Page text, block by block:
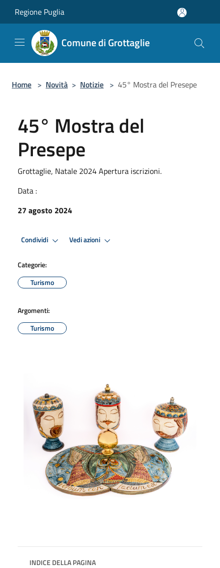
Regione Puglia
Comune di Grottaglie
Home > Novità > Notizie > 45° Mostra del Presepe
45° Mostra del
Presepe
Grottaglie, Natale 2024 Apertura iscrizioni.
Data :
27 agosto 2024
Condividi Vedi azioni
Categorie:
Turismo
Argomenti:
Turismo
INDICE DELLA PAGINA